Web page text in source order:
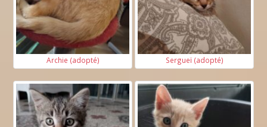
Archie (adopté) Sergueï (adopté)